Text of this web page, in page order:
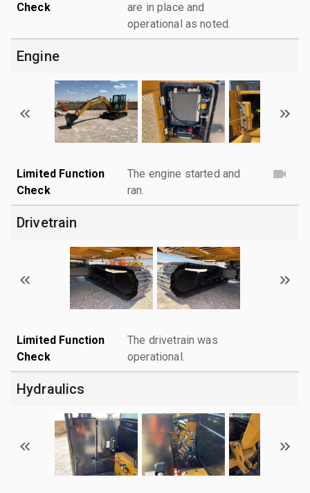
Check
are in place and
operational as noted.
Engine
Limited Function
Check
The engine started and
ran.
Drivetrain
Limited Function
Check
The drivetrain was
operational.
Hydraulics